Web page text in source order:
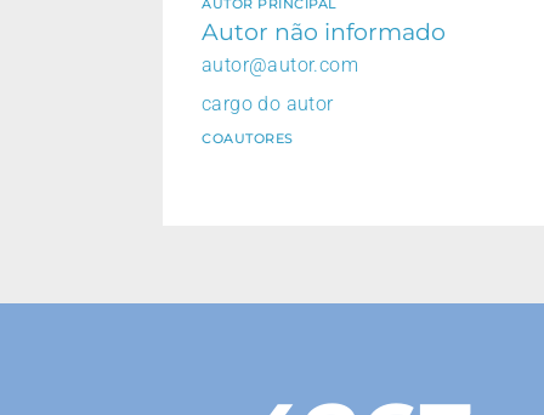
AUTOR PRINCIPAL
Autor não informado
autor@autor.com
cargo do autor
COAUTORES